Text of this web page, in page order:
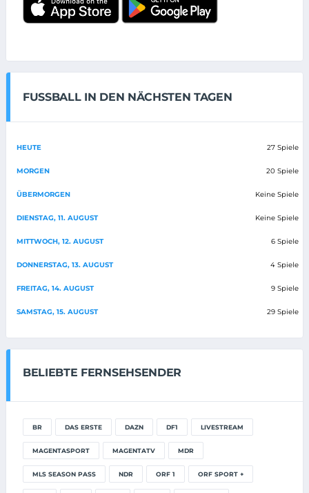
FUSSBALL IN DEN NÄCHSTEN TAGEN
HEUTE 27 Spiele
MORGEN 20 Spiele
ÜBERMORGEN Keine Spiele
DIENSTAG, 11. AUGUST Keine Spiele
MITTWOCH, 12. AUGUST 6 Spiele
DONNERSTAG, 13. AUGUST 4 Spiele
FREITAG, 14. AUGUST 9 Spiele
SAMSTAG, 15. AUGUST 29 Spiele
BELIEBTE FERNSEHSENDER
BR DAS ERSTE DAZN DF1 LIVESTREAM
MAGENTASPORT MAGENTATV MDR
MLS SEASON PASS NDR ORF 1 ORF SPORT +